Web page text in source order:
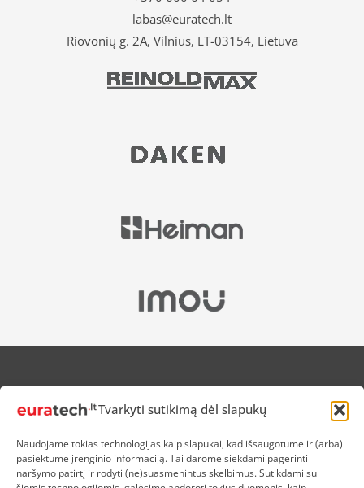
Tvarkyti sutikimą dėl slapukų
Naudojame tokias technologijas kaip slapukai, kad išsaugotume ir (arba)
pasiektume įrenginio informaciją. Tai darome siekdami pagerinti
naršymo patirtį ir rodyti (ne)suasmenintus skelbimus. Sutikdami su
labas@euratech.lt
Riovonių g. 2A, Vilnius, LT-03154, Lietuva
NUOLAIDOS HEROJAMS
PREKIŲ IR PINIGŲ GRĄŽINIMAS
ATSISKAITYMAS
D.U.K